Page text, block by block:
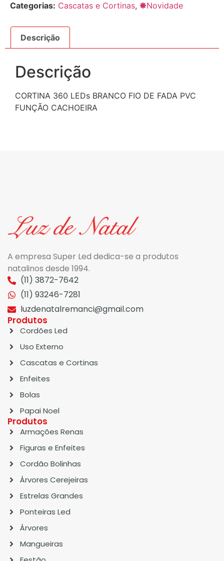
Categorias: Cascatas e Cortinas, 🞿Novidade
Descrição
Descrição
CORTINA 360 LEDs BRANCO FIO DE FADA PVC
FUNÇÃO CACHOEIRA
A empresa Super Led dedica-se a produtos
natalinos desde 1994.
(11) 3872-7642
(11) 93246-7281
luzdenatalremanci@gmail.com
Produtos
Cordões Led
Uso Externo
Cascatas e Cortinas
Enfeites
Bolas
Papai Noel
Produtos
Armações Renas
Figuras e Enfeites
Cordão Bolinhas
Árvores Cerejeiras
Estrelas Grandes
Ponteiras Led
Árvores
Mangueiras